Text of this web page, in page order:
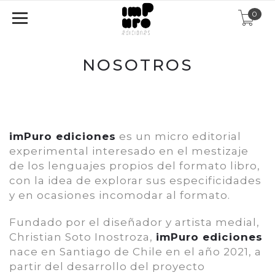
0
NOSOTROS
imPuro ediciones es un micro editorial
experimental interesado en el mestizaje
de los lenguajes propios del formato libro,
con la idea de explorar sus especificidades
y en ocasiones incomodar al formato.
Fundado por el diseñador y artista medial,
Christian Soto Inostroza, imPuro ediciones
nace en Santiago de Chile en el año 2021, a
partir del desarrollo del proyecto